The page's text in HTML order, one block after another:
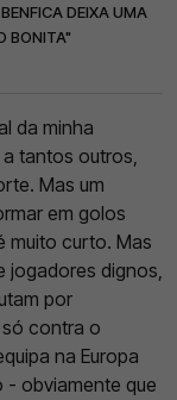
DEIXA UMA
BONITA"
da minha
tantos outros,
Mas um
em golos
muito curto. Mas
jogadores dignos,
por
contra o
na Europa
- obviamente que